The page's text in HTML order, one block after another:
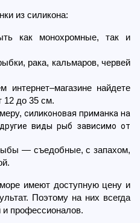
из силикона:
как монохромные, так и
рака, кальмаров, червей
найдете
12 до 35 см.
силиконовая приманка на
виды рыб зависимо от
— съедобные, с запахом,
имеют доступную цену и
Поэтому на них всегда
и профессионалов.